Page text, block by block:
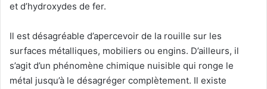
et d’hydroxydes de fer.
Il est désagréable d’apercevoir de la rouille sur les
surfaces métalliques, mobiliers ou engins. D’ailleurs, il
s’agit d’un phénomène chimique nuisible qui ronge le
métal jusqu’à le désagréger complètement. Il existe